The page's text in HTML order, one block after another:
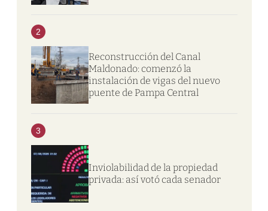
2
Reconstrucción del Canal
Maldonado: comenzó la
instalación de vigas del nuevo
puente de Pampa Central
3
Inviolabilidad de la propiedad
privada: así votó cada senador